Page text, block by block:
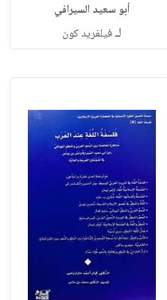
أبو سعيد السيرافي
لـفيلفريد كون